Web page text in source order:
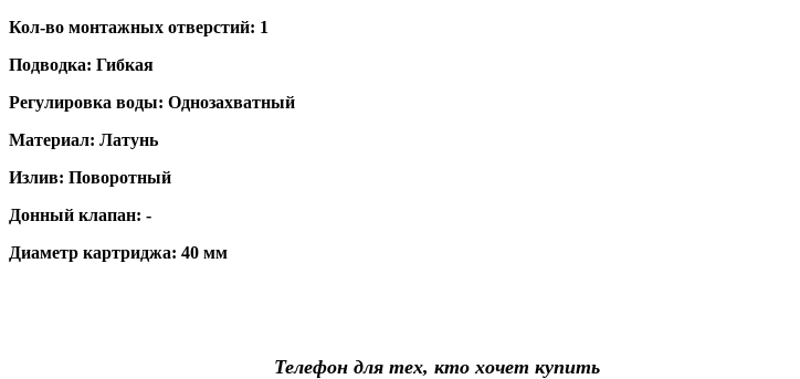
Кол-во монтажных отверстий: 1
Подводка: Гибкая
Регулировка воды: Однозахватный
Материал: Латунь
Излив: Поворотный
Донный клапан: -
Диаметр картриджа: 40 мм
Телефон для тех, кто хочет купить